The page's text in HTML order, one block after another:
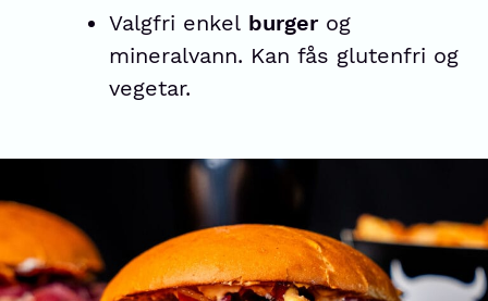
Valgfri enkel burgerog
mineralvann. Kan fås glutenfri og
vegetar.